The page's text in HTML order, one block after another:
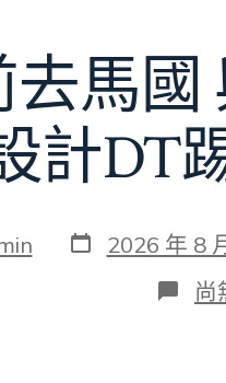
60
元
中
馬國
計DT
發
表
2026 年 8
在
〈
尚